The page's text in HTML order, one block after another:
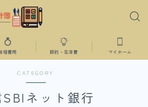
婚費用 節約・生活費 マイホーム
CATEGORY
ネット銀行